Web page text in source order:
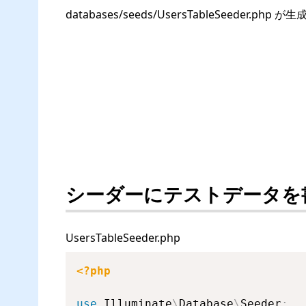
databases/seeds/UsersTableSeeder.php が生
シーダーにテストデータ
UsersTableSeeder.php
<?php